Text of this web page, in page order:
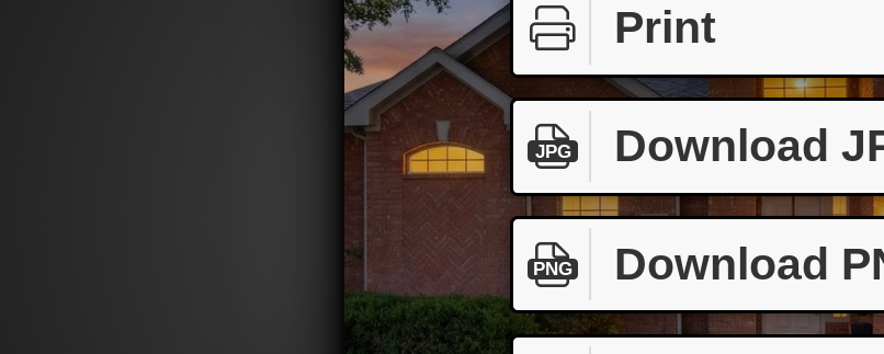
Print
JPG Download
PNG Download